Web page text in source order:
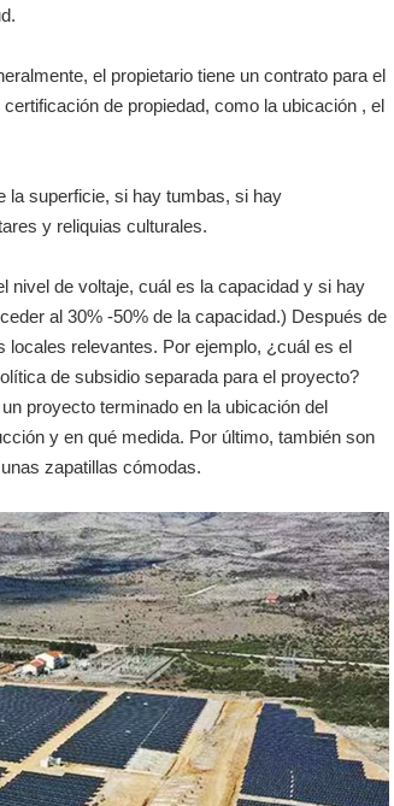
el propietario tiene un contrato para el
de propiedad, como la ubicación , el
la superficie, si hay tumbas, si hay
y reliquias culturales.
nivel de voltaje, cuál es la capacidad y si hay
al 30% -50% de la capacidad.) Después de
relevantes. Por ejemplo, ¿cuál es el
de subsidio separada para el proyecto?
proyecto terminado en la ubicación del
y en qué medida. Por último, también son
zapatillas cómodas.